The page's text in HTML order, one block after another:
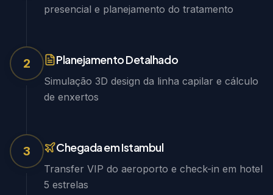
presencial e planejamento do tratamento
2 Planejamento Detalhado
Simulação 3D design da linha capilar e cálculo
de enxertos
3 Chegada em Istambul
Transfer VIP do aeroporto e check-in em hotel
5 estrelas